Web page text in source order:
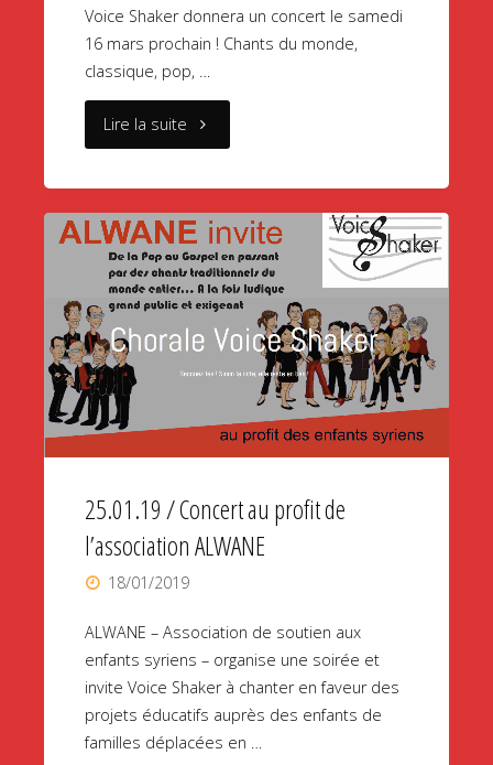
fin
d’année"
Voice Shaker donnera un concert le samedi
16 mars prochain ! Chants du monde,
classique, pop, …
Lire la suite "Prochain
le
16
mars
Lyon
!"
25.01.19 / Concert au profit de
l’association ALWANE
18/01/2019
ALWANE – Association de soutien aux
enfants syriens – organise une soirée et
invite Voice Shaker à chanter en faveur des
projets éducatifs auprès des enfants de
familles déplacées en …